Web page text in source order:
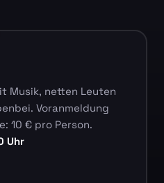
Musik, netten Leuten
Voranmeldung
10 € pro Person.
Uhr